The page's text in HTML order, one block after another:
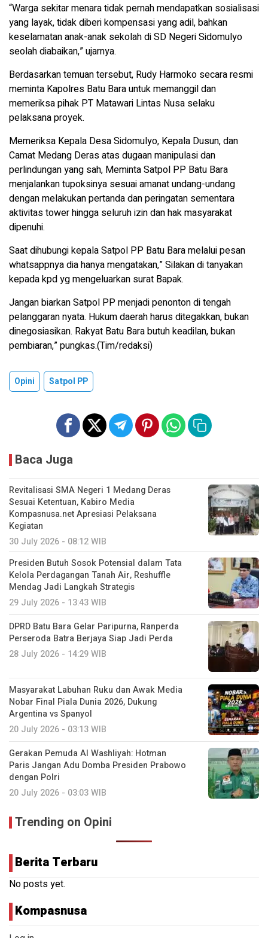
“Warga sekitar menara tidak pernah mendapatkan sosialisasi
yang layak, tidak diberi kompensasi yang adil, bahkan
keselamatan anak-anak sekolah di SD Negeri Sidomulyo
seolah diabaikan,” ujarnya.
Berdasarkan temuan tersebut, Rudy Harmoko secara resmi
meminta Kapolres Batu Bara untuk memanggil dan
memeriksa pihak PT Matawari Lintas Nusa selaku
pelaksana proyek.
Memeriksa Kepala Desa Sidomulyo, Kepala Dusun, dan
Camat Medang Deras atas dugaan manipulasi dan
perlindungan yang sah, Meminta Satpol PP Batu Bara
menjalankan tupoksinya sesuai amanat undang-undang
dengan melakukan pertanda dan peringatan sementara
aktivitas tower hingga seluruh izin dan hak masyarakat
dipenuhi.
Saat dihubungi kepala Satpol PP Batu Bara melalui pesan
whatsappnya dia hanya mengatakan,” Silakan di tanyakan
kepada kpd yg mengeluarkan surat Bapak.
Jangan biarkan Satpol PP menjadi penonton di tengah
pelanggaran nyata. Hukum daerah harus ditegakkan, bukan
dinegosiasikan. Rakyat Batu Bara butuh keadilan, bukan
pembiaran,” pungkas.(Tim/redaksi)
Opini Satpol PP
Baca Juga
Revitalisasi SMA Negeri 1 Medang Deras
Sesuai Ketentuan, Kabiro Media
Kompasnusa.net Apresiasi Pelaksana
Kegiatan
30 July 2026 - 08:12 WIB
Presiden Butuh Sosok Potensial dalam Tata
Kelola Perdagangan Tanah Air, Reshuffle
Mendag Jadi Langkah Strategis
29 July 2026 - 13:43 WIB
DPRD Batu Bara Gelar Paripurna, Ranperda
Perseroda Batra Berjaya Siap Jadi Perda
28 July 2026 - 14:29 WIB
Masyarakat Labuhan Ruku dan Awak Media
Nobar Final Piala Dunia 2026, Dukung
Argentina vs Spanyol
20 July 2026 - 03:13 WIB
Gerakan Pemuda Al Washliyah: Hotman
Paris Jangan Adu Domba Presiden Prabowo
dengan Polri
20 July 2026 - 03:03 WIB
Trending on Opini
Berita Terbaru
No posts yet.
Kompasnusa